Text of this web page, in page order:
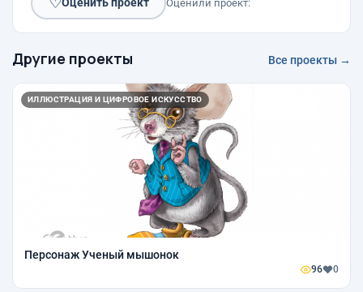
Оценить проект Оценили проект:
Другие проекты Все проекты →
ИЛЛЮСТРАЦИЯ И ЦИФРОВОЕ ИСКУССТВО
Персонаж Ученый мышонок
96 0